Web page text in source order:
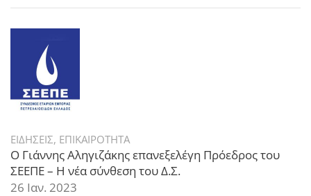
ΕΙΔΗΣΕΙΣ, ΕΠΙΚΑΙΡΟΤΗΤΑ
Ο Γιάννης Αληγιζάκης επανεξελέγη Πρόεδρος του
ΣΕΕΠΕ – Η νέα σύνθεση του Δ.Σ.
26 Ιαν. 2023